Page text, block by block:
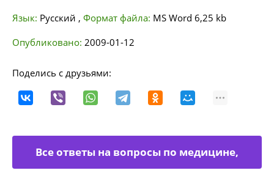
Язык: Русский , Формат файла: MS Word 6,25 kb
Опубликовано: 2009-01-12
Поделись с друзьями:
Все ответы на вопросы по медицине,